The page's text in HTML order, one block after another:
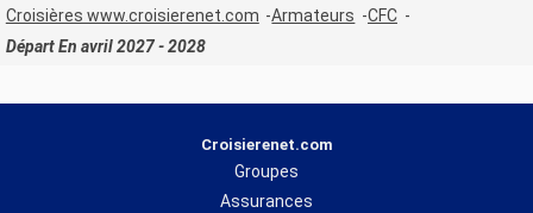
Croisières www.croisierenet.com Armateurs
CFC
Départ En avril 2027 - 2028
Croisierenet.com
Groupes
Assurances